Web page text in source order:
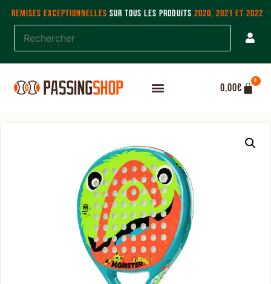
REMISES EXCEPTIONNELLES SUR TOUS LES PRODUITS 2020, 2021 ET 2022
0,00€
0